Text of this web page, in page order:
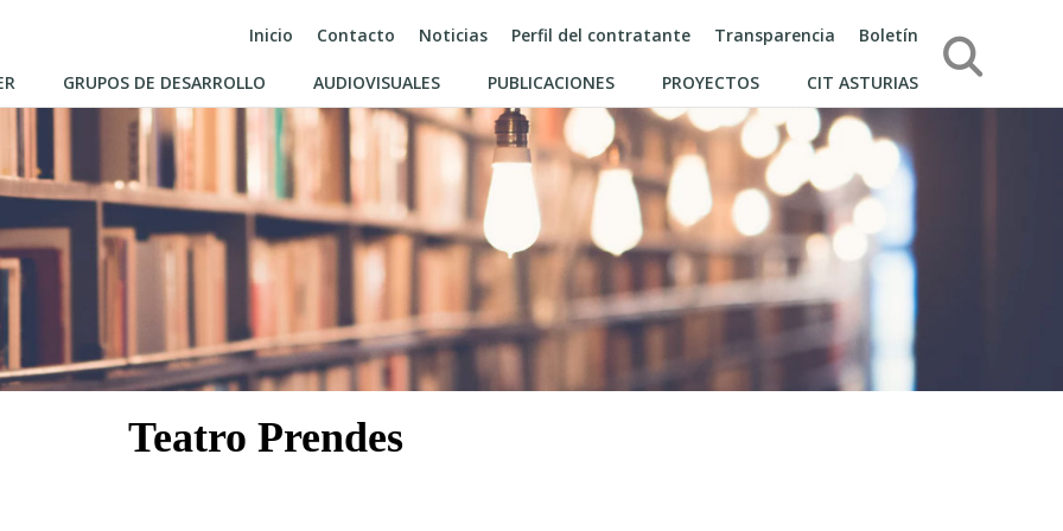
Inicio Contacto Noticias Perfil del contratante Transparencia Boletín
GRUPOS DE DESARROLLO AUDIOVISUALES PUBLICACIONES PROYECTOS CIT ASTURIAS
Búsqueda
Teatro Prendes